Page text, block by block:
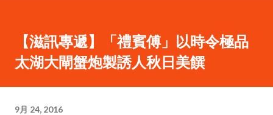
【滋訊專遞】「禮賓傅」以時令極品
太湖大閘蟹炮製誘人秋日美饌
9月 24, 2016